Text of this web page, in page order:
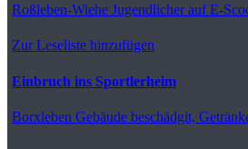
Roßleben-Wiehe Jugendlicher auf E-
Zur Leseliste hinzufügen
Einbruch ins Sportlerheim
Borxleben Gebäude beschädgit,